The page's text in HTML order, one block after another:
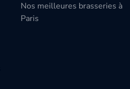
Nos meilleures brasseries à
Paris